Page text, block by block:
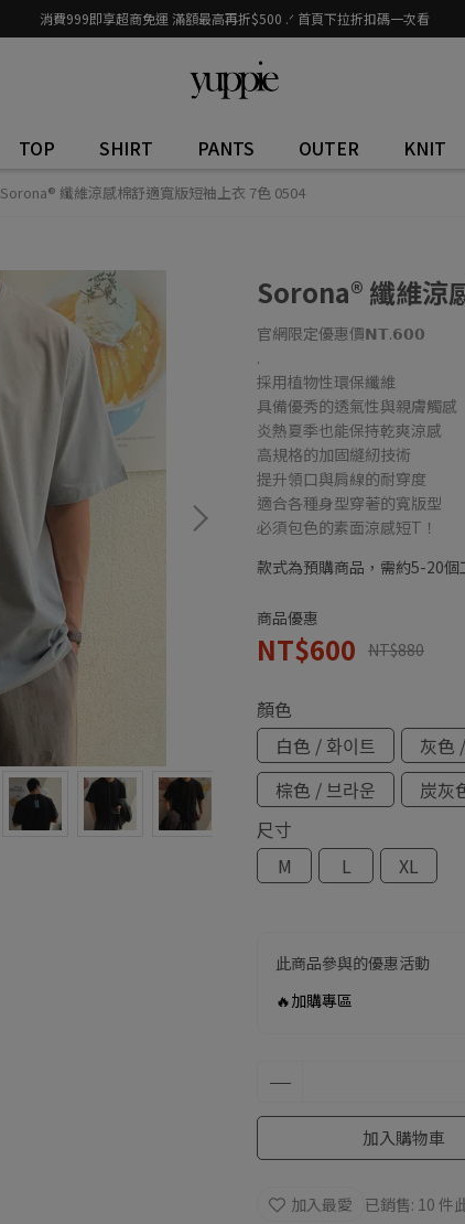
消費999即享超商免運 滿額最高再折$500 .ᐟ 首頁下拉折扣碼一次看
TOP SHIRT PANTS OUTER KNIT
Sorona® 纖維涼感棉舒適寬版短袖上衣 7色 0504
Sorona® 纖維涼
官網限定優惠價𝗡𝗧.𝟲𝟬𝟬
.
採用植物性環保纖維
具備優秀的透氣性與親膚觸感
炎熱夏季也能保持乾爽涼感
高規格的加固縫紉技術
提升領口與肩線的耐穿度
適合各種身型穿著的寬版型
必須包色的素面涼感短T！
款式為預購商品，需約5-20
商品優惠
NT$600 NT$880
顏色
白色 / 화이트
灰色
棕色 / 브라운
炭灰
尺寸
M
L XL
此商品參與的優惠活動
🔥加購專區
加入購物車
加入最愛 已銷售: 10 件